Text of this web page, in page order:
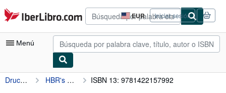
Pasar al contenido principal
IberLibro.com EUR
Preferencias
de
compra
del
Iniciar sesión
Menú
Mi cuenta
Drucker, Peter F. HBR's 10 Must Reads on Managing Yourself (Harvard Business Review Must Reads) ISBN 13: 9781422157992